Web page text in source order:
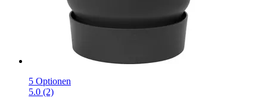
5 Optionen
5.0 (2)